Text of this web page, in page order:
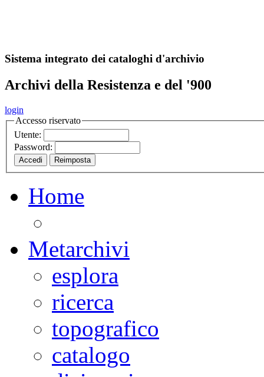
Sistema integrato dei cataloghi d'archivio
Archivi della Resistenza e del '900
login
Accesso riservato
Utente:
Password:
Home
Metarchivi
esplora
ricerca
topografico
catalogo